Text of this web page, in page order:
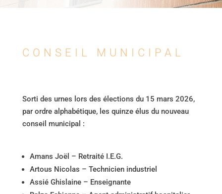
CONSEIL MUNICIPAL
Sorti des urnes lors des élections du 15 mars 2026,
par ordre alphabétique, les quinze élus du nouveau
conseil municipal :
Amans Joël – Retraité I.E.G.
Artous Nicolas – Technicien industriel
Assié Ghislaine – Enseignante